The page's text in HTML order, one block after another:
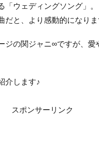
ウェディングソング」。
と、より感動的になりま
の関ジャニ∞ですが、愛
介します♪
スポンサーリンク